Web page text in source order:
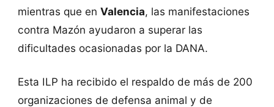
mientras que en Valencia, las manifestaciones
contra Mazón ayudaron a superar las
dificultades ocasionadas por la DANA.
Esta ILP ha recibido el respaldo de más de 200
organizaciones de defensa animal y de